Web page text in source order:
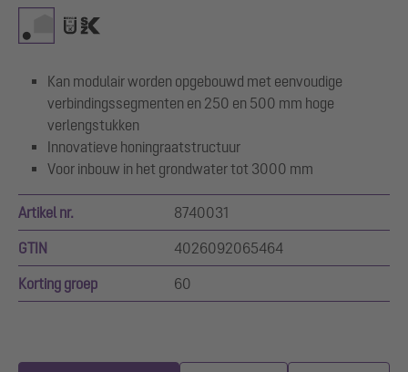
Kan modulair worden opgebouwd met eenvoudige
verbindingssegmenten en 250 en 500 mm hoge
verlengstukken
Innovatieve honingraatstructuur
Voor inbouw in het grondwater tot 3000 mm
Artikel nr. 8740031
GTIN 4026092065464
Korting groep 60